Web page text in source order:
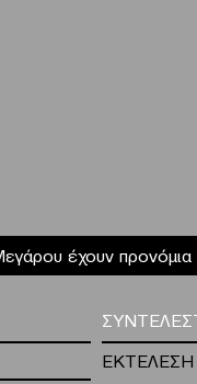
έχουν προνόμια
ΕΚΤΕΛΕΣΗ